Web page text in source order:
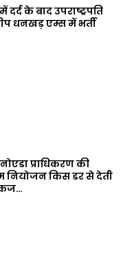
दर्द के बाद उपराष्ट्रपति
धनखड़ एम्स में भर्ती
प्राधिकरण की
नियोजन किस डर से देती